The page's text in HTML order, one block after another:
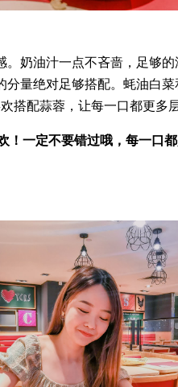
奶油汁一点不吝啬，足够
量绝对足够搭配。蚝油白菜
搭配蒜蓉，让每一口都更多层
！一定不要错过哦，每一口